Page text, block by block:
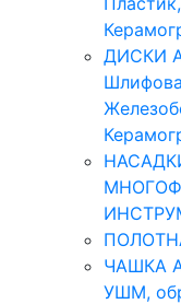
ДИСКИ
ЧАШКА
УШМ,